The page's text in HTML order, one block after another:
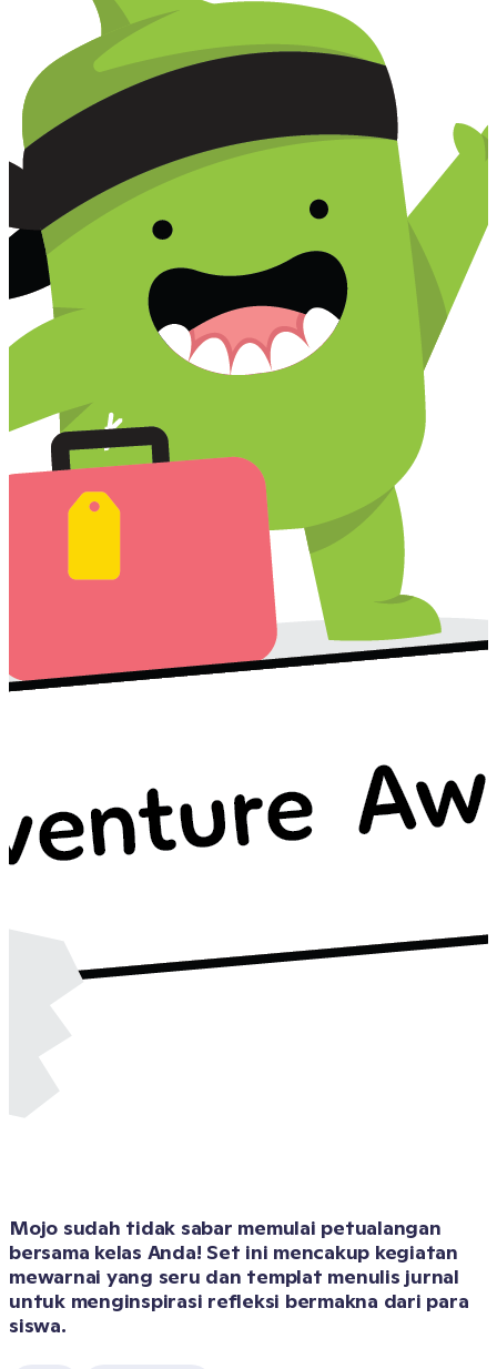
Mojo sudah tidak sabar memulai petualangan
bersama kelas Anda! Set ini mencakup kegiatan
mewarnai yang seru dan templat menulis jurnal
untuk menginspirasi refleksi bermakna dari para
siswa.